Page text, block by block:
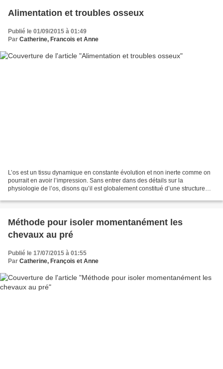
Alimentation et troubles osseux
Publié le 01/09/2015 à 01:49
Par Catherine, Francois et Anne
L’os est un tissu dynamique en constante évolution et non inerte comme on
pourrait en avoir l’impression. Sans entrer dans des détails sur la
physiologie de l’os, disons qu’il est globalement constitué d’une structure
Méthode pour isoler momentanément les
chevaux au pré
Publié le 17/07/2015 à 01:55
Par Catherine, François et Anne